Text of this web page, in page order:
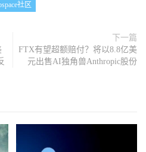
社区
下一篇
FTX有望超额赔付？将以8.8亿美
元出售AI独角兽Anthropic股份